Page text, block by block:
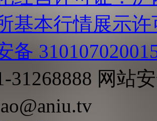
基本行情展示许
备
31268888 网站